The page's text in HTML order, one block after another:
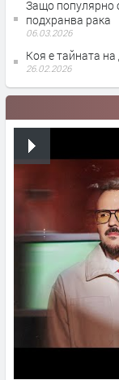
Защо популярно
подхранва рака
06.03.2026
Коя е тайната
26.02.2026